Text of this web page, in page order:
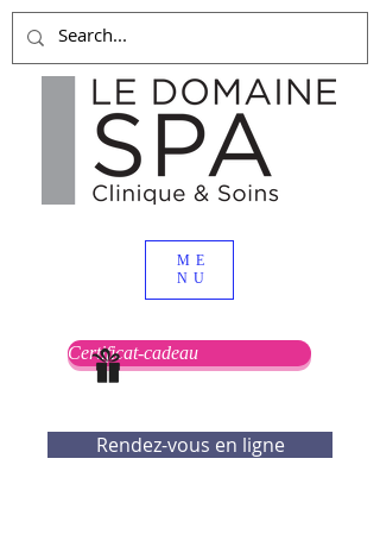
Certificat-cadeau
Rendez-vous en ligne
ME
NU